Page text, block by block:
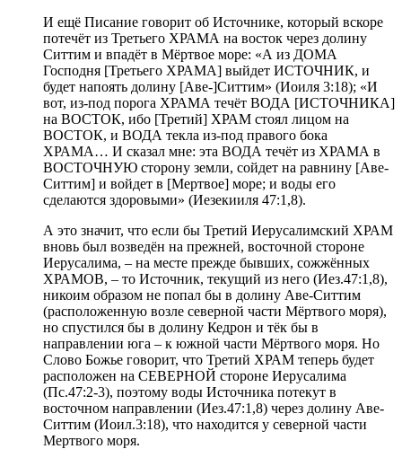
И ещё Писание говорит об Источнике, который вскоре
потечёт из Третьего ХРАМА на восток через долину
Ситтим и впадёт в Мёртвое море: «А из ДОМА
Господня [Третьего ХРАМА] выйдет ИСТОЧНИК, и
будет напоять долину [Аве-]Ситтим» (Иоиля 3:18); «И
вот, из-под порога ХРАМА течёт ВОДА [ИСТОЧНИКА]
на ВОСТОК, ибо [Третий] ХРАМ стоял лицом на
ВОСТОК, и ВОДА текла из-под правого бока
ХРАМА… И сказал мне: эта ВОДА течёт из ХРАМА в
ВОСТОЧНУЮ сторону земли, сойдет на равнину [Аве-
Ситтим] и войдет в [Мертвое] море; и воды его
сделаются здоровыми» (Иезекииля 47:1,8).
А это значит, что если бы Третий Иерусалимский ХРАМ
вновь был возведён на прежней, восточной стороне
Иерусалима, – на месте прежде бывших, сожжённых
ХРАМОВ, – то Источник, текущий из него (Иез.47:1,8),
никоим образом не попал бы в долину Аве-Ситтим
(расположенную возле северной части Мёртвого моря),
но спустился бы в долину Кедрон и тёк бы в
направлении юга – к южной части Мёртвого моря. Но
Слово Божье говорит, что Третий ХРАМ теперь будет
расположен на СЕВЕРНОЙ стороне Иерусалима
(Пс.47:2-3), поэтому воды Источника потекут в
восточном направлении (Иез.47:1,8) через долину Аве-
Ситтим (Иоил.3:18), что находится у северной части
Мертвого моря.